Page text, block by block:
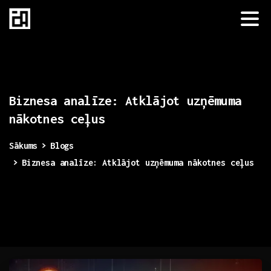
Biznesa analīze: Atklājot uzņēmuma
nākotnes ceļus
Sākums
Blogs
Biznesa analīze: Atklājot uzņēmuma nākotnes ceļus